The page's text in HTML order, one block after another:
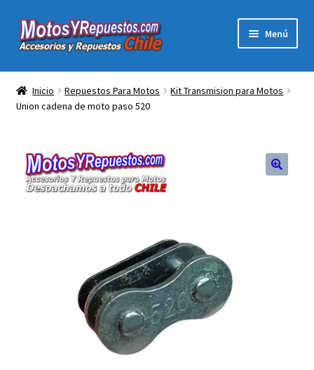
Ir
a
Ir
al
Menú
Acc y Rep Motocross Enduro
Electronica Para Motos
Filtros para Motos
Ropa para Motociclistas
Tienda Física Motosyrepuestos
FAQ Preguntas Frecuentes
Inicio Repuestos Para Motos
Kit Transmision para Motos
Union cadena de moto paso 520